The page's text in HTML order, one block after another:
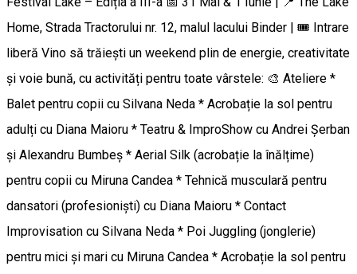
Home, Strada Tractorului nr. 12, malul lacului Binder | 🎟️ Intrare
liberă Vino să trăiești un weekend plin de energie, creativitate
și voie bună, cu activități pentru toate vârstele: 🎨 Ateliere *
Balet pentru copii cu Silvana Neda * Acrobație la sol pentru
adulți cu Diana Maioru * Teatru & ImproShow cu Andrei Șerban
și Alexandru Bumbeș * Aerial Silk (acrobație la înălțime)
pentru copii cu Miruna Candea * Tehnică musculară pentru
dansatori (profesioniști) cu Diana Maioru * Contact
Improvisation cu Silvana Neda * Poi Juggling (jonglerie)
pentru mici și mari cu Miruna Candea * Acrobație la sol pentru